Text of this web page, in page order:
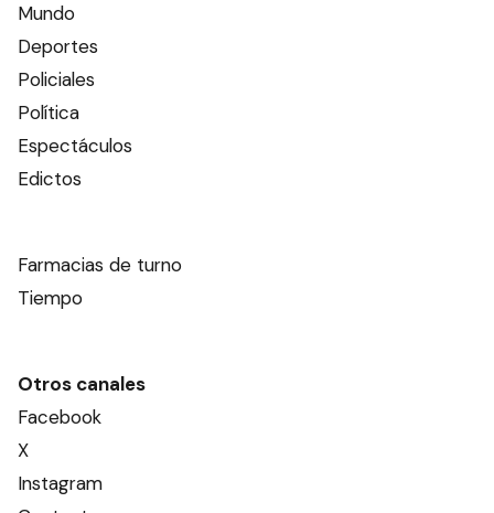
Mundo
Deportes
Policiales
Política
Espectáculos
Edictos
Farmacias de turno
Tiempo
Otros canales
Facebook
X
Instagram